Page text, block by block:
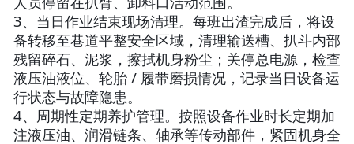
3、当日作业结束现场清理。每班出渣完成后，将设
备转移至巷道平整安全区域，清理输送槽、扒斗内部
残留碎石、泥浆，擦拭机身粉尘；关停总电源，检查
液压油液位、轮胎 / 履带磨损情况，记录当日设备运
行状态与故障隐患。
4、周期性定期养护管理。按照设备作业时长定期加
注液压油、润滑链条、轴承等传动部件，紧固机身全